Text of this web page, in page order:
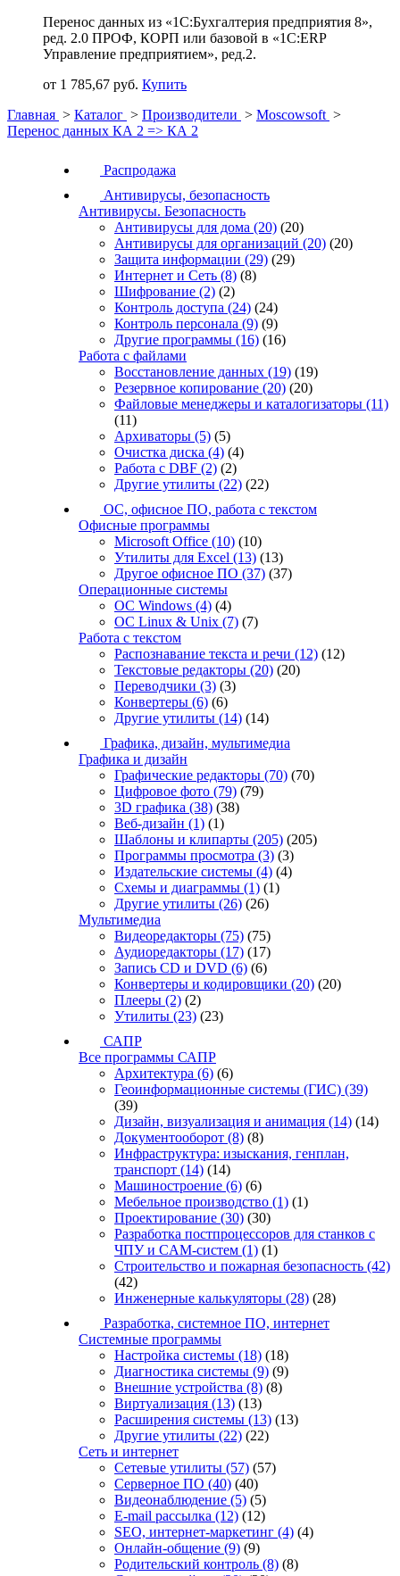
Перенос данных из «1С:Бухгалтерия предприятия 8»,
ред. 2.0 ПРОФ, КОРП или базовой в «1С:ERP
Управление предприятием», ред.2.
от 1 785,67 руб. Купить
Главная > Каталог > Производители > Moscowsoft >
Перенос данных КА 2 => КА 2
Распродажа
Антивирусы, безопасность
Антивирусы. Безопасность
Антивирусы для дома (20) (20)
Антивирусы для организаций (20) (20)
Защита информации (29) (29)
Интернет и Сеть (8) (8)
Шифрование (2) (2)
Контроль доступа (24) (24)
Контроль персонала (9) (9)
Другие программы (16) (16)
Работа с файлами
Восстановление данных (19) (19)
Резервное копирование (20) (20)
Файловые менеджеры и каталогизаторы (11)
(11)
Архиваторы (5) (5)
Очистка диска (4) (4)
Работа с DBF (2) (2)
Другие утилиты (22) (22)
ОС, офисное ПО, работа с текстом
Офисные программы
Microsoft Office (10) (10)
Утилиты для Excel (13) (13)
Другое офисное ПО (37) (37)
Операционные системы
ОС Windows (4) (4)
ОС Linux & Unix (7) (7)
Работа с текстом
Распознавание текста и речи (12) (12)
Текстовые редакторы (20) (20)
Переводчики (3) (3)
Конвертеры (6) (6)
Другие утилиты (14) (14)
Графика, дизайн, мультимедиа
Графика и дизайн
Графические редакторы (70) (70)
Цифровое фото (79) (79)
3D графика (38) (38)
Веб-дизайн (1) (1)
Шаблоны и клипарты (205) (205)
Программы просмотра (3) (3)
Издательские системы (4) (4)
Схемы и диаграммы (1) (1)
Другие утилиты (26) (26)
Мультимедиа
Видеоредакторы (75) (75)
Аудиоредакторы (17) (17)
Запись CD и DVD (6) (6)
Конвертеры и кодировщики (20) (20)
Плееры (2) (2)
Утилиты (23) (23)
САПР
Все программы САПР
Архитектура (6) (6)
Геоинформационные системы (ГИС) (39)
(39)
Дизайн, визуализация и анимация (14) (14)
Документооборот (8) (8)
Инфраструктура: изыскания, генплан,
транспорт (14) (14)
Машиностроение (6) (6)
Мебельное производство (1) (1)
Проектирование (30) (30)
Разработка постпроцессоров для станков с
ЧПУ и CAM-систем (1) (1)
Строительство и пожарная безопасность (42)
(42)
Инженерные калькуляторы (28) (28)
Разработка, системное ПО, интернет
Системные программы
Настройка системы (18) (18)
Диагностика системы (9) (9)
Внешние устройства (8) (8)
Виртуализация (13) (13)
Расширения системы (13) (13)
Другие утилиты (22) (22)
Сеть и интернет
Сетевые утилиты (57) (57)
Серверное ПО (40) (40)
Видеонаблюдение (5) (5)
E-mail рассылка (12) (12)
SEO, интернет-маркетинг (4) (4)
Онлайн-общение (9) (9)
Родительский контроль (8) (8)